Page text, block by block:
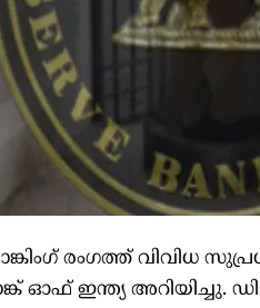
രംഗത്ത് വിവിധ
ഇന്ത്യ അറിയിച്ചു.